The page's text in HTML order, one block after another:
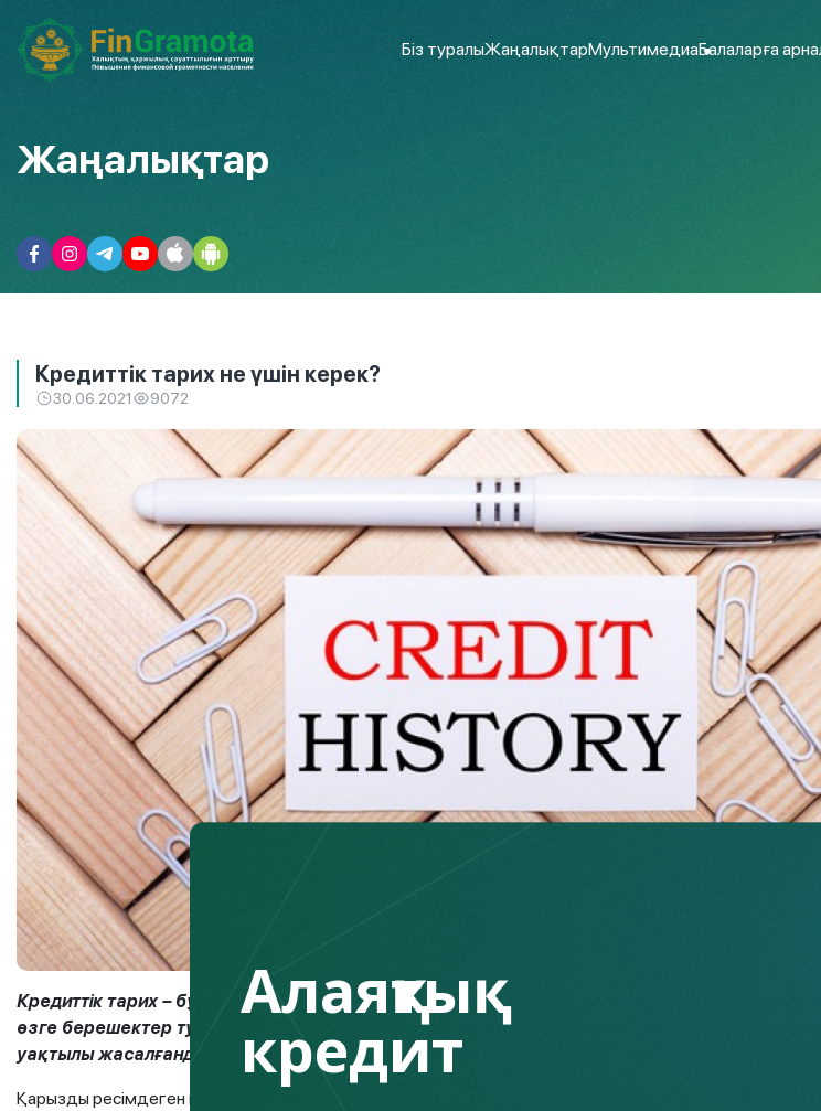
Біз туралыЖаңалықтарМультимедиаБалаларға
Жаңалықтар
Кредиттік тарих не үшін керек?
30.06.2021 9072
Кредиттік тарих – бұл қарыз алушының досьесі, онда барлық банктік кредиттер,
өзге берешектер туралы жазбалар бар. Кредитті қашан және қандай сомаға
уақтылы жасалғандығы немесе кешіктірілгені, мұның бәрі кредиттік тарих дерекқорына
Қарызды ресімдеген кезде банк кредиттік бюродан әлеуетті клиент туралы деректерді сұрайды.
Алаяқтық
кредит